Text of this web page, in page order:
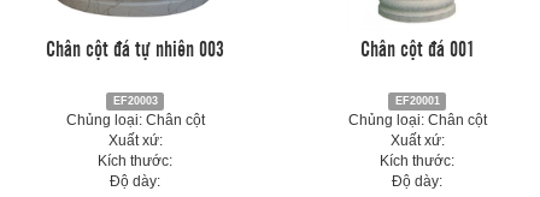
Chân cột đá tự nhiên 003
EF20003
Chủng loại: Chân cột
Xuất xứ:
Kích thước:
Độ dày:
Chân cột đá 001
EF20001
Chủng loại: Chân cột
Xuất xứ:
Kích thước:
Độ dày: